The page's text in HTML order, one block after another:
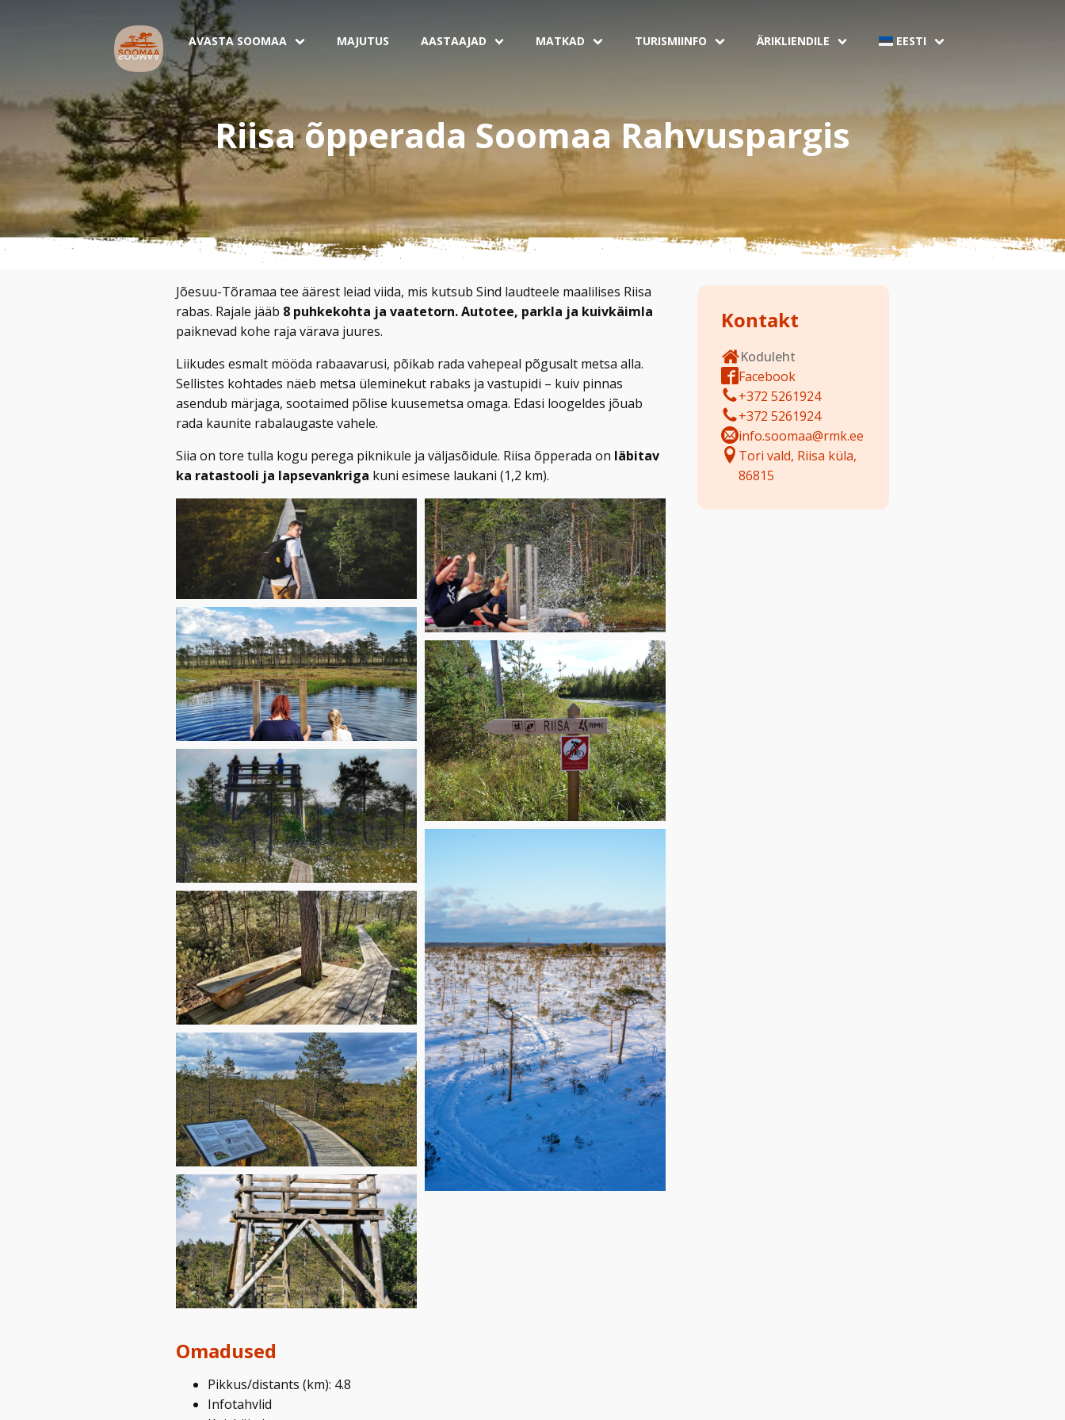
AVASTA SOOMAA MAJUTUS AASTAAJAD MATKAD TURISMIINFO ÄRIKLIENDILE EESTI
Riisa õpperada Soomaa Rahvuspargis
Jõesuu-Tõramaa tee äärest leiad viida, mis kutsub Sind laudteele maalilises Riisa
rabas. Rajale jääb 8 puhkekohta ja vaatetorn.Autotee, parkla ja kuivkäimla
paiknevad kohe raja värava juures.
Liikudes esmalt mööda rabaavarusi, põikab rada vahepeal põgusalt metsa alla.
Sellistes kohtades näeb metsa üleminekut rabaks ja vastupidi – kuiv pinnas
asendub märjaga, sootaimed põlise kuusemetsa omaga. Edasi loogeldes jõuab
rada kaunite rabalaugaste vahele.
Siia on tore tulla kogu perega piknikule ja väljasõidule. Riisa õpperada on läbitav
ka ratastooli ja lapsevankriga kuni esimese laukani (1,2 km).
Omadused
Pikkus/distants (km): 4.8
Infotahvlid
Kontakt
Koduleht
Facebook
+372 5261924
+372 5261924
info.soomaa@rmk.ee
Tori vald, Riisa küla,
86815